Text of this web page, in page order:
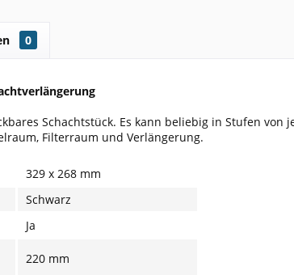
0
Schachtstück. Es kann beliebig in Stufen
Filterraum und Verlängerung.
329 x 268 mm
Schwarz
Ja
220 mm